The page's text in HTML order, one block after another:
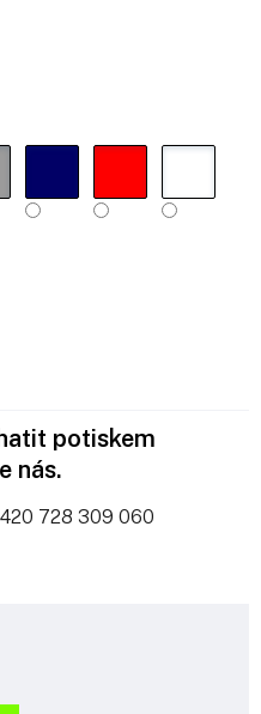
potiskem
nás.
728 309 060